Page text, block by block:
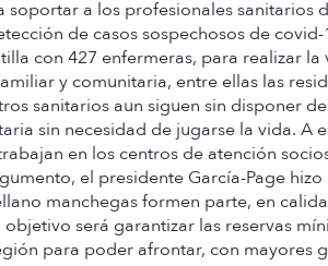
soportar a los profesionales sanitarios
de casos sospechosos de
con 427 enfermeras, para realizar
y comunitaria, entre ellas las
sanitarios aun siguen sin disponer
sin necesidad de jugarse la vida.
en los centros de atención
el presidente García-Page
manchegas formen parte, en
será garantizar las reservas
para poder afrontar, con mayores